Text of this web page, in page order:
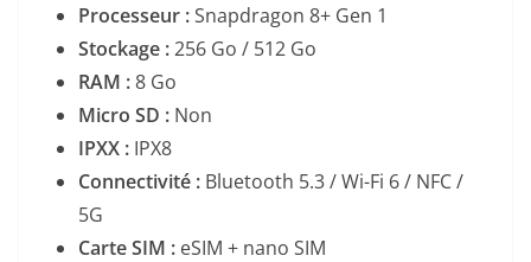
Processeur :Snapdragon 8+ Gen 1
Stockage :256 Go / 512 Go
RAM :8 Go
Micro SD : Non
IPXX : IPX8
Connectivité : Bluetooth 5.3 / Wi-Fi 6 / NFC /
5G
Carte SIM : eSIM + nano SIM